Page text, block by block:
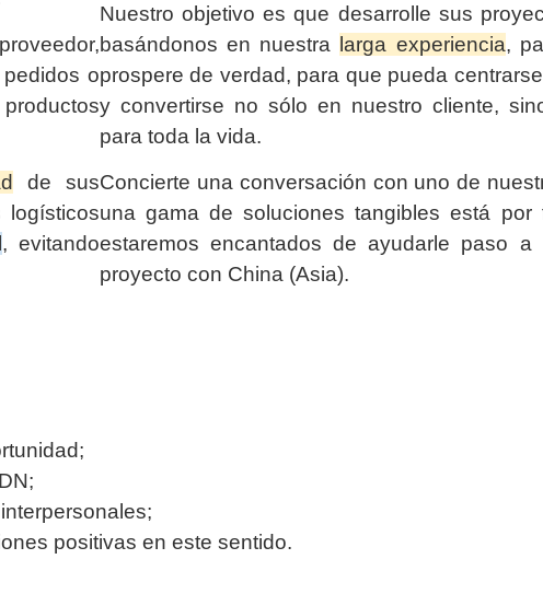
o
de sus
logísticos
, evitando
Nuestro objetivo es que desarrolle sus
basándonos en nuestra larga experiencia,
prospere de verdad, para que pueda
y convertirse no sólo en nuestro cliente,
para toda la vida.
Concierte una conversación con uno de
una gama de soluciones tangibles está
estaremos encantados de ayudarle paso
proyecto con China (Asia).
positivas en este sentido.